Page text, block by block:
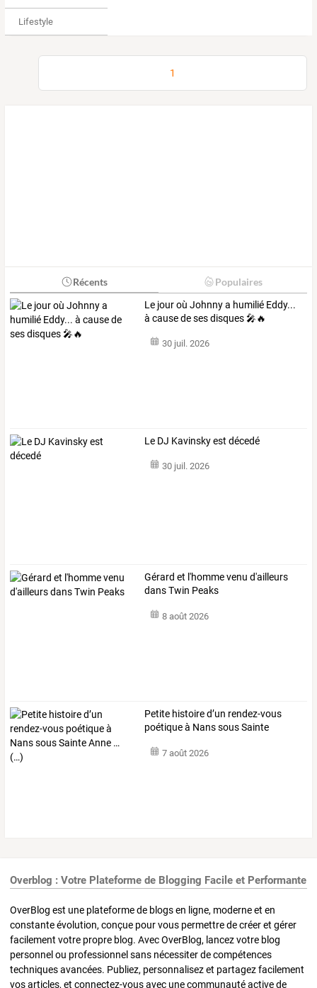
Lifestyle
1
Récents Populaires
Le jour où Johnny a humilié Eddy...
à cause de ses disques 🎤🔥
30 juil. 2026
Le DJ Kavinsky est décedé
30 juil. 2026
Gérard et l'homme venu d'ailleurs
dans Twin Peaks
8 août 2026
Petite histoired’un rendez-vous
poétiqueà NanssousSainte
7 août 2026
Overblog : Votre Plateforme de Blogging Facile et Performante
OverBlog est une plateforme de blogs en ligne, moderne et en
constante évolution, conçue pour vous permettre de créer et gérer
facilement votre propre blog. Avec OverBlog, lancez votre blog
personnel ou professionnel sans nécessiter de compétences
techniques avancées. Publiez, personnalisez et partagez facilement
vos articles, et connectez-vous avec une communauté active de